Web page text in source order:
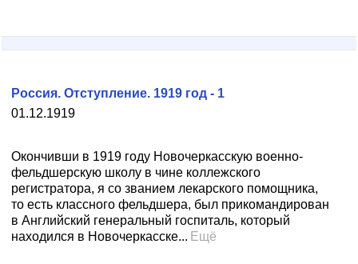
01.12.1919
Россия. Отступление. 1919 год - 1
Окончивши в 1919 году Новочеркасскую военно-
фельдшерскую школу в чине коллежского
регистратора, я со званием лекарского помощника,
то есть классного фельдшера, был прикомандирован
в Английский генеральный госпиталь, который
находился в Новочеркасске... Ещё